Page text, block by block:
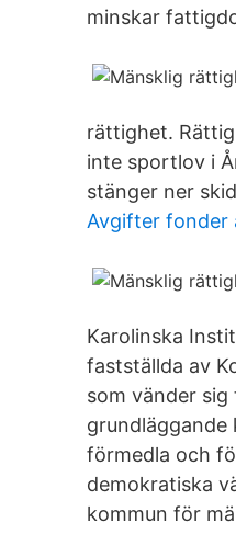
minskar
rättighet.
inte sportlov i
stänger ner
Avgifter fonder
Karolinska
fastställda av
som vänder
grundläggande
förmedla och
demokratiska
kommun för